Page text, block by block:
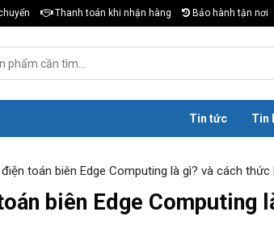
Thanh toán khi nhận hàng Bảo hành tận nơi
Tin tức Tin
toán biên Edge Computing là gì? và cách
biên Edge Computing